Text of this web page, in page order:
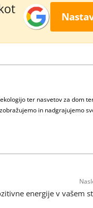
ter nasvetov za dom
in nadgrajujemo
energije v vašem